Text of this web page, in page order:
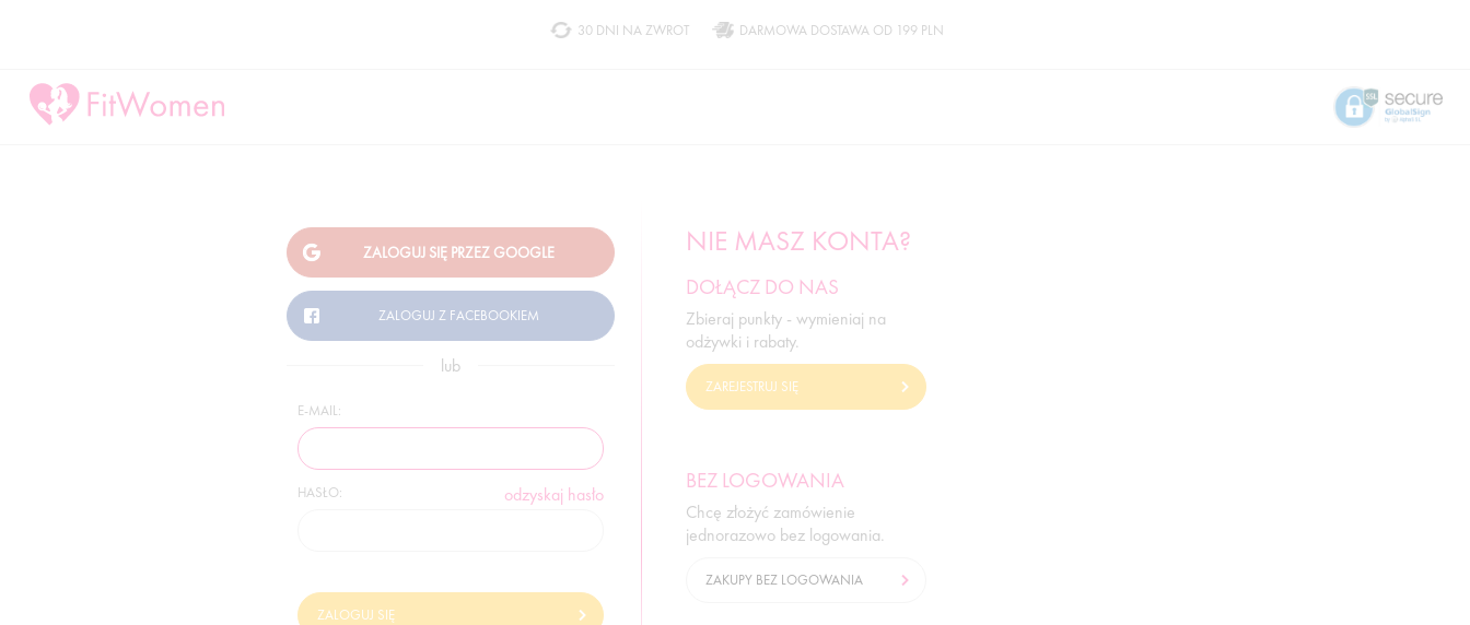
30 DNI NA ZWROT DARMOWA DOSTAWA OD 199 PLN
lub
E-MAIL:
HASŁO: odzyskaj hasło
ZALOGUJ SIĘ
NIE MASZ KONTA?
DOŁĄCZ DO NAS
Zbieraj punkty - wymieniaj na
odżywki i rabaty.
ZAREJESTRUJ SIĘ
BEZ LOGOWANIA
Chcę złożyć zamówienie
jednorazowo bez logowania.
ZAKUPY BEZ LOGOWANIA